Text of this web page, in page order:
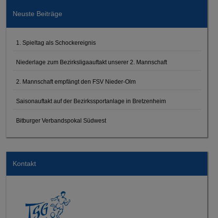
Neuste Beiträge
1. Spieltag als Schockereignis
Niederlage zum Bezirksligaauftakt unserer 2. Mannschaft
2. Mannschaft empfängt den FSV Nieder-Olm
Saisonauftakt auf der Bezirkssportanlage in Bretzenheim
Bitburger Verbandspokal Südwest
Kontakt